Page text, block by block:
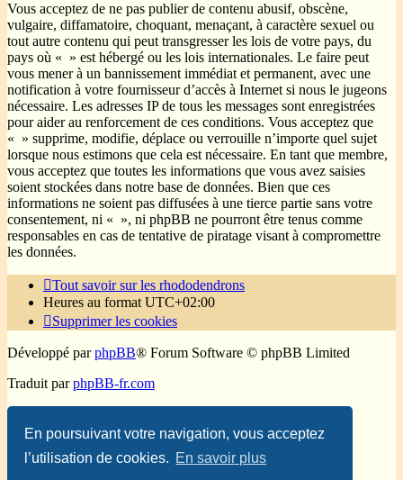
En poursuivant votre navigation, vous acceptez
l’utilisation de cookies. En savoir plus
Vous acceptez de ne pas publier de contenu abusif, obscène,
vulgaire, diffamatoire, choquant, menaçant, à caractère sexuel ou
tout autre contenu qui peut transgresser les lois de votre pays, du
pays où « » est hébergé ou les lois internationales. Le faire peut
vous mener à un bannissement immédiat et permanent, avec une
notification à votre fournisseur d’accès à Internet si nous le jugeons
nécessaire. Les adresses IP de tous les messages sont enregistrées
pour aider au renforcement de ces conditions. Vous acceptez que
« » supprime, modifie, déplace ou verrouille n’importe quel sujet
lorsque nous estimons que cela est nécessaire. En tant que membre,
vous acceptez que toutes les informations que vous avez saisies
soient stockées dans notre base de données. Bien que ces
informations ne soient pas diffusées à une tierce partie sans votre
consentement, ni « », ni phpBB ne pourront être tenus comme
responsables en cas de tentative de piratage visant à compromettre
les données.
Tout savoir sur les rhododendrons
Heures au formatUTC+02:00
Supprimer les cookies
Développé parphpBB® Forum Software © phpBB Limited
Traduit parphpBB-fr.com
Confidentialité